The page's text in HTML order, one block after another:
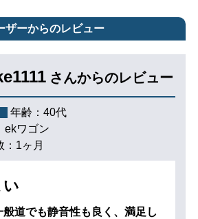
ザーからのレビュー
さんからのレビュー
年齢： 40代
ワゴン
1ヶ月
い
道でも静音性も良く、満足し